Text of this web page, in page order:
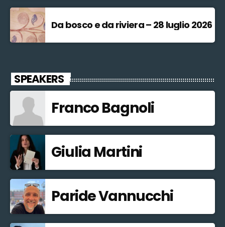
Da bosco e da riviera – 28 luglio 2026
SPEAKERS
Franco Bagnoli
Giulia Martini
Paride Vannucchi